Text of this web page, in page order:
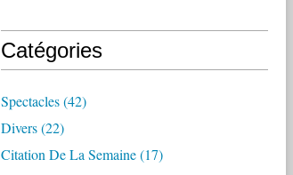
Catégories
Spectacles(42)
Divers(22)
Citation De La Semaine(17)